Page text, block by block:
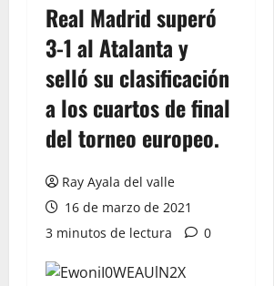
Real Madrid superó
3-1 al Atalanta y
selló su clasificación
a los cuartos de final
del torneo europeo.
Ray Ayala del valle
16 de marzo de 2021
3 minutos de lectura
0